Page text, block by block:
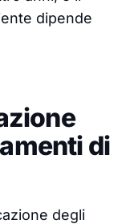
dipende
di
degli